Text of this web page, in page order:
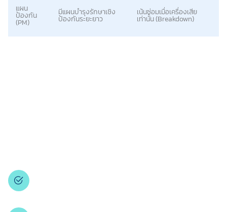
แผน
ป้องกัน
(PM)
มีแผนบำรุงรักษาเชิง
ป้องกันระยะยาว
เน้นซ่อมเมื่อเครื่องเสีย
เท่านั้น (Breakdown)